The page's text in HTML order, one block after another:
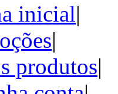
inicial|
|
produtos|